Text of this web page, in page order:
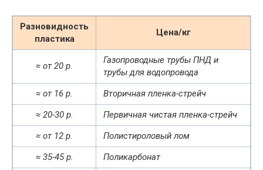
Разновидность
пластика
Цена/кг
≈ от 20 р.
Газопроводные трубы ПНД и
трубы для водопровода
≈ от 16 р.
Вторичная пленка-стрейч
≈ 20-30 р.
Первичная чистая пленка-стрейч
≈ от 12 р.
Полистироловый лом
≈ 35-45 р.
Поликарбонат